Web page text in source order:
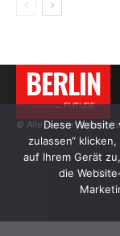
BERLIN
———→ FUTURE
© Alle Rechte
DIE
Diese Website
zulassen“
auf Ihrem Gerät
die